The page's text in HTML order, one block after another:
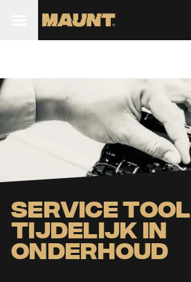
Service tool
tijdelijk in
onderhoud